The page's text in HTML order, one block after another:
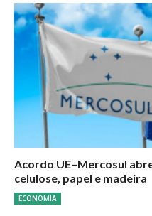
Acordo UE–Mercosul
celulose, papel e madeira
ECONOMIA